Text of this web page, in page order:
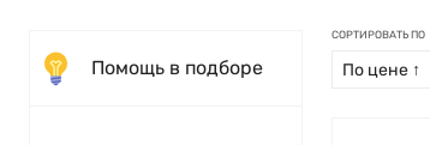
Помощь в подборе
СОРТИРОВАТЬ ПО
По цене ↑